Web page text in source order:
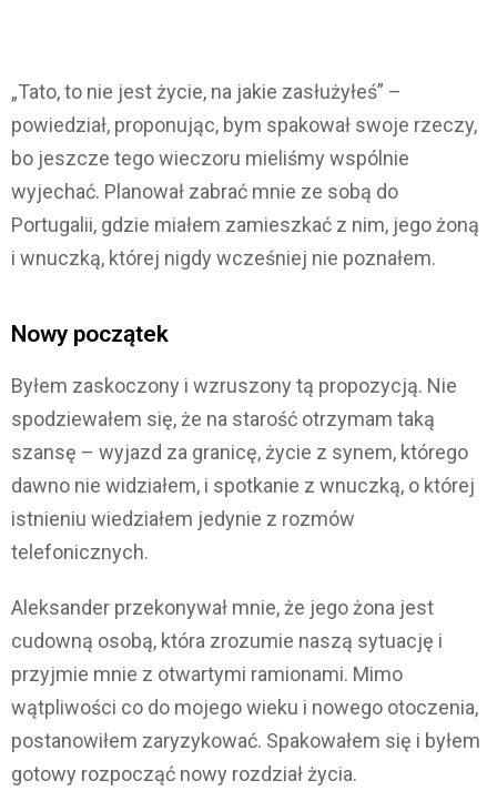
„Tato, to nie jest życie, na jakie zasłużyłeś” –
powiedział, proponując, bym spakował swoje rzeczy,
bo jeszcze tego wieczoru mieliśmy wspólnie
wyjechać. Planował zabrać mnie ze sobą do
Portugalii, gdzie miałem zamieszkać z nim, jego żoną
i wnuczką, której nigdy wcześniej nie poznałem.
Nowy początek
Byłem zaskoczony i wzruszony tą propozycją. Nie
spodziewałem się, że na starość otrzymam taką
szansę – wyjazd za granicę, życie z synem, którego
dawno nie widziałem, i spotkanie z wnuczką, o której
istnieniu wiedziałem jedynie z rozmów
telefonicznych.
Aleksander przekonywał mnie, że jego żona jest
cudowną osobą, która zrozumie naszą sytuację i
przyjmie mnie z otwartymi ramionami. Mimo
wątpliwości co do mojego wieku i nowego otoczenia,
postanowiłem zaryzykować. Spakowałem się i byłem
gotowy rozpocząć nowy rozdział życia.